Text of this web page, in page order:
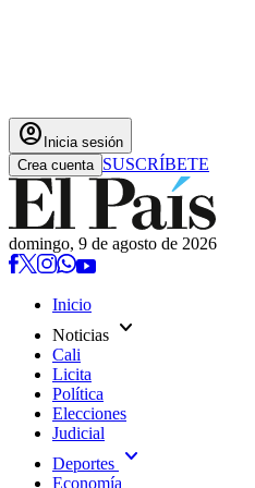
account_circle Inicia sesión
Crea cuenta SUSCRÍBETE
domingo, 9 de agosto de 2026
Inicio
Noticias expand_more
Cali
Licita
Política
Elecciones
Judicial
Deportes expand_more
Economía